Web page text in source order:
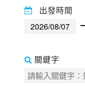
世界臻旅
歐洲之旅
出發時間
關鍵字